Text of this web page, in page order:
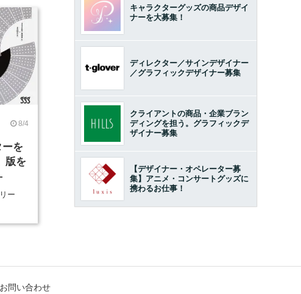
8/4
を
版を
ー
キャラクターグッズの商品デザイ
ナーを大募集！
ディレクター／サインデザイナー
／グラフィックデザイナー募集
クライアントの商品・企業ブラン
ディングを担う。グラフィックデ
ザイナー募集
【デザイナー・オペレーター募
集】アニメ・コンサートグッズに
携わるお仕事！
お問い合わせ